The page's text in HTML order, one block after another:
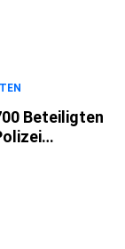
Beteiligten